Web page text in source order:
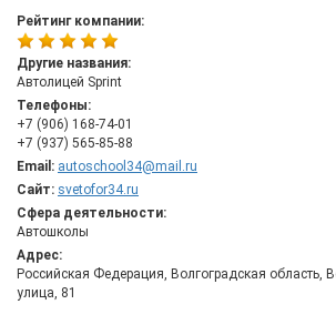
Рейтинг компании:
Другие названия:
Автолицей Sprint
Телефоны:
+7 (906) 168-74-01
+7 (937) 565-85-88
Email: autoschool34@mail.ru
Сайт: svetofor34.ru
Сфера деятельности:
Автошколы
Адрес:
Российская Федерация, Волгоградская область,
улица, 81